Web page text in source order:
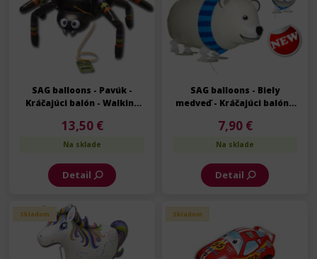
SAG balloons - Pavúk -
Kráčajúci balón - Walking
13,50 €
Na sklade
Detail
SAG balloons - Biely
medveď - Kráčajúci balón -
7,90 €
Na sklade
Detail
Skladom Skladom